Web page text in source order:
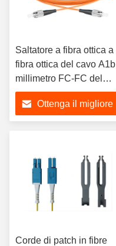
Saltatore a fibra ottica a
fibra ottica del cavo A1b
millimetro FC-FC del
cavo di toppa OM1
Ottenga il migliore
Corde di patch in fibre